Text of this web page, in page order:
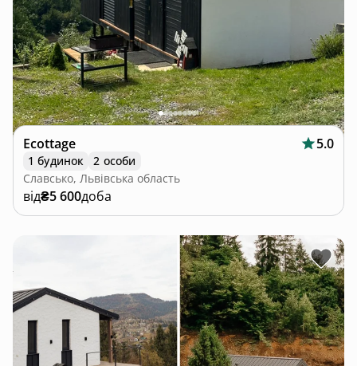
Ecottage 5.0
1 будинок
2 особи
Славсько, Львівська область
від₴5 600доба